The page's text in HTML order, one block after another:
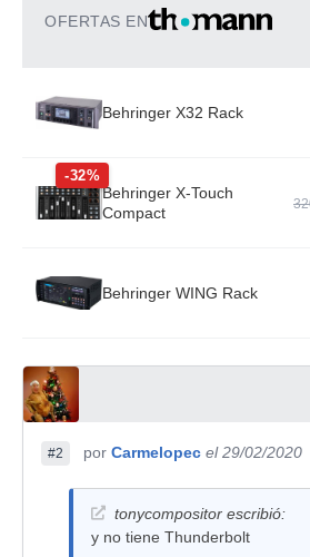
OFERTAS EN
Behringer X32 Rack
-32%
Behringer X-Touch
Compact
Behringer WING Rack
#2 por Carmelopec el 29/02/2020
tonycompositor escribió:
y no tiene Thunderbolt